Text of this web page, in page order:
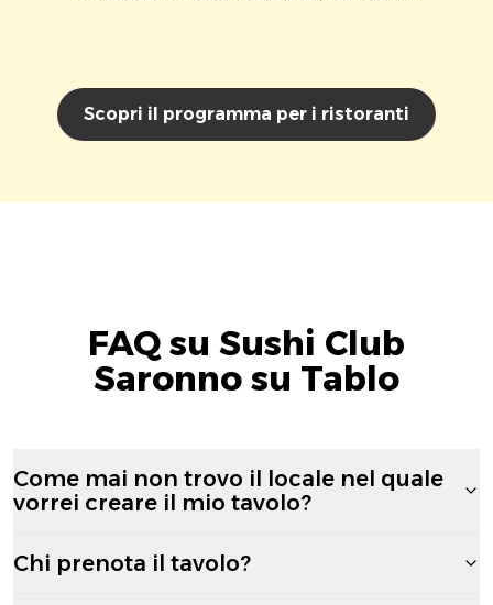
Scopri il programma per i ristoranti
FAQ su Sushi Club
Saronno su Tablo
Come mai non trovo il locale nel quale
vorrei creare il mio tavolo?
Chi prenota il tavolo?